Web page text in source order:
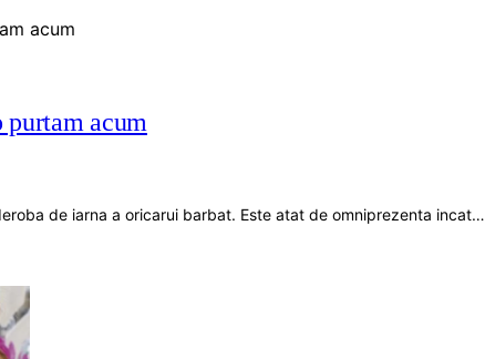
purtam acum
de iarna a oricarui barbat. Este atat de omniprezenta incat…